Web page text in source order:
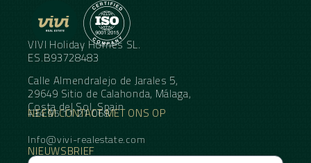
VIVI Holiday Homes SL.
ES.B93728483
Calle Almendralejo de Jarales 5,
29649 Sitio de Calahonda, Málaga,
Costa del Sol, Spain
NEEM CONTACT MET ONS OP
+34 95 11 21 068
Info@vivi-realestate.com
NIEUWSBRIEF